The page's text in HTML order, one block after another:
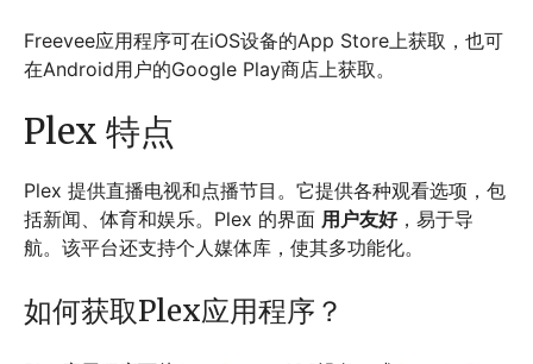
Freevee应用程序可在iOS设备的App Store上获取，也可
在Android用户的Google Play商店上获取。
Plex 特点
Plex 提供直播电视和点播节目。它提供各种观看选项，包
括新闻、体育和娱乐。Plex 的界面 用户友好，易于导
航。该平台还支持个人媒体库，使其多功能化。
如何获取Plex应用程序？